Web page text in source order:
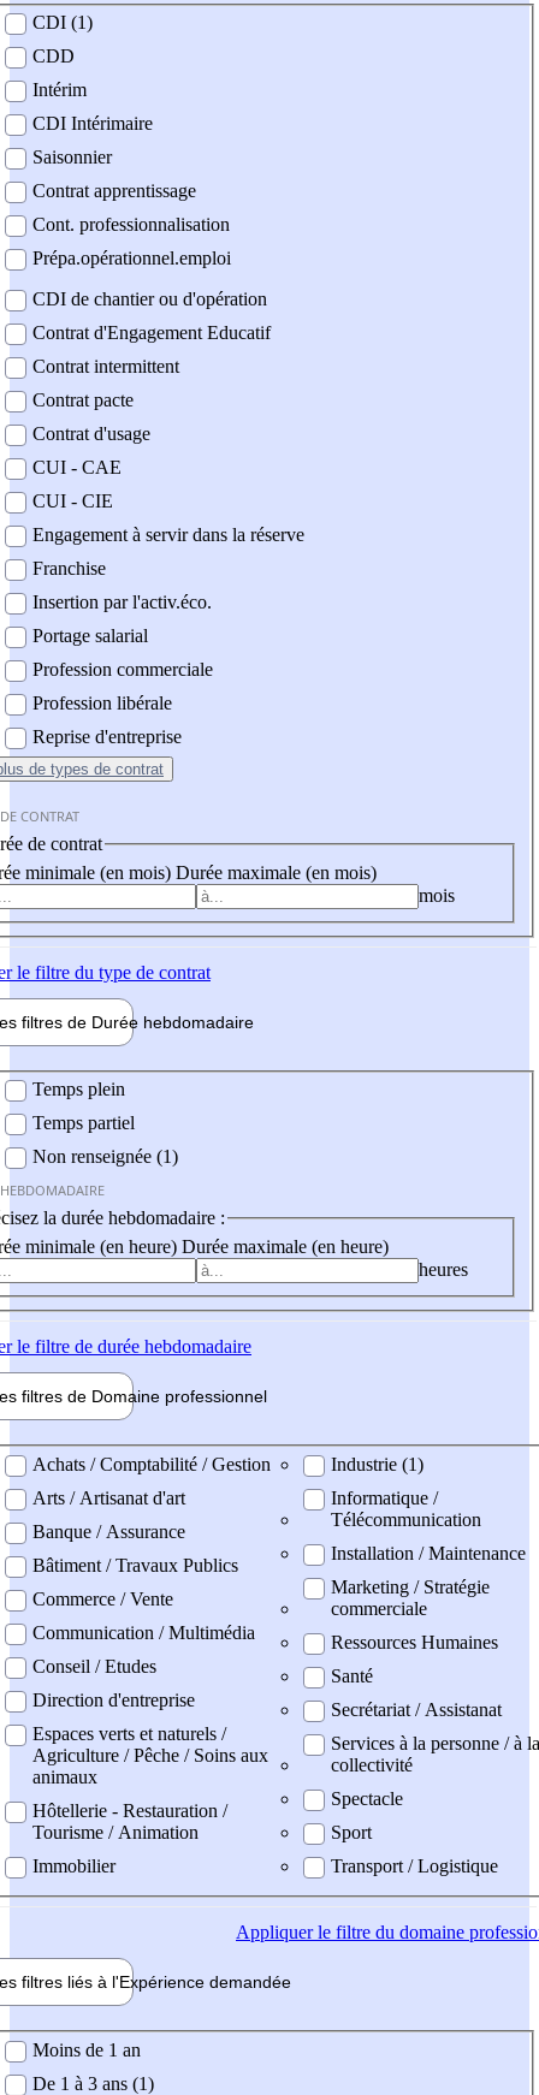
contrat
CDI (1)
CDD
Intérim
CDI Intérimaire
Saisonnier
Contrat apprentissage
Cont. professionnalisation
Prépa.opérationnel.emploi
CDI de chantier ou d'opération
Contrat d'Engagement Educatif
Contrat intermittent
Contrat pacte
Contrat d'usage
CUI - CAE
CUI - CIE
Engagement à servir dans la réserve
Franchise
Insertion par l'activ.éco.
Portage salarial
Profession commerciale
Profession libérale
Reprise d'entreprise
de types de contrat
CONTRAT
de contrat
minimale (en mois) Durée maximale (en mois)
mois
le filtre du type de contrat
filtres de Durée hebdomadaire
Temps plein
Temps partiel
Non renseignée (1)
la durée hebdomadaire :
minimale (en heure) Durée maximale (en heure)
heures
le filtre de durée hebdomadaire
filtres de Domaine professionnel
professionel
Achats / Comptabilité / Gestion
Arts / Artisanat d'art
Banque / Assurance
Bâtiment / Travaux Publics
Commerce / Vente
Communication / Multimédia
Conseil / Etudes
Direction d'entreprise
Espaces verts et naturels /
Agriculture / Pêche / Soins aux
animaux
Hôtellerie - Restauration /
Tourisme / Animation
Immobilier
Industrie (1)
Informatique /
Télécommunication
Installation / Maintenance
Marketing / Stratégie
commerciale
Ressources Humaines
Santé
Secrétariat / Assistanat
Services à la personne / à la
collectivité
Spectacle
Sport
Transport / Logistique
Appliquerle filtre du domaine
filtres liés à l'Expérience demandée
demandée
Moins de 1 an
De 1 à 3 ans (1)